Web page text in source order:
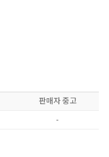
판매자 중고
-